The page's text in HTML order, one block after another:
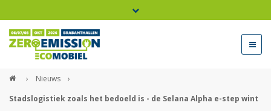
Bel ons voor info 0294 - 74 50 70
› Nieuws
›
Stadslogistiek zoals het bedoeld is - de Selana Alpha e-step wint